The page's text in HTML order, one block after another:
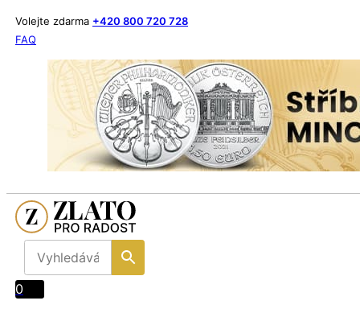
Volejte zdarma +420 800 720 728
FAQ
0